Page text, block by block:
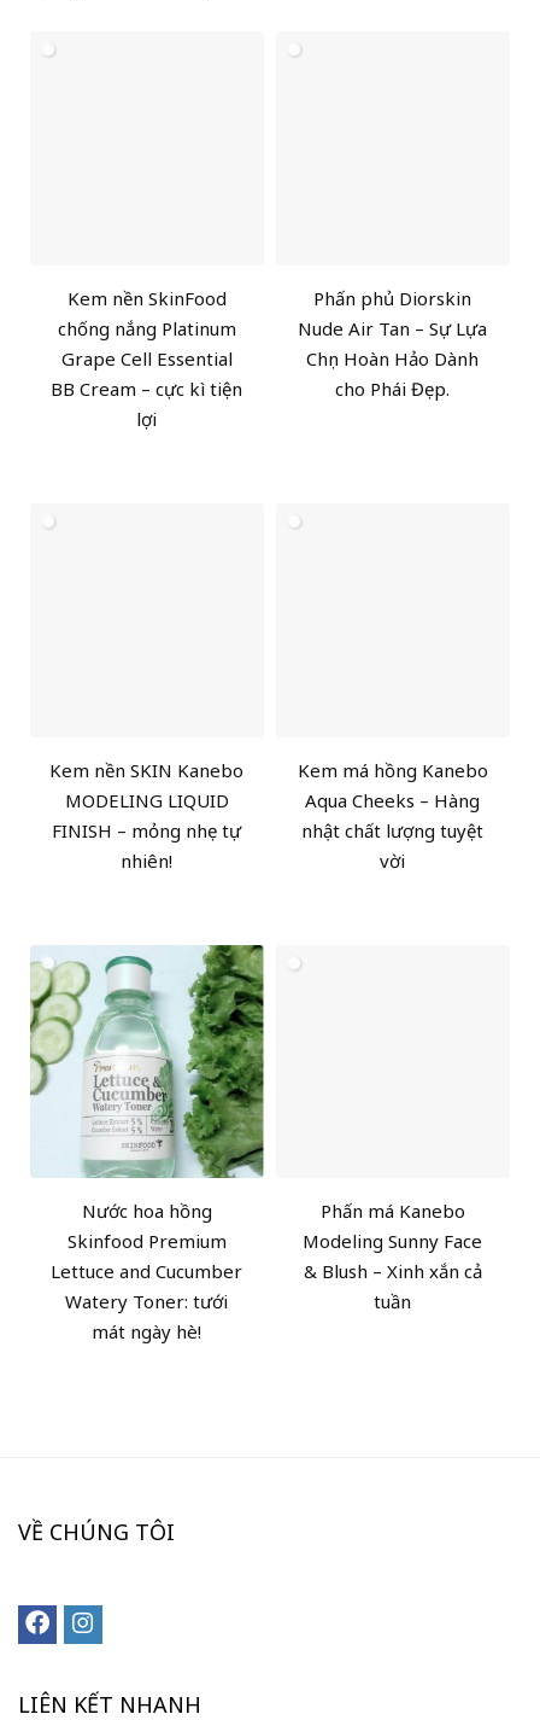
Kem nền SkinFood
chống nắng Platinum
Grape Cell Essential
BB Cream – cực kì tiện
lợi
Phấn phủ Diorskin
Nude Air Tan – Sự Lựa
Chọn Hoàn Hảo Dành
cho Phái Đẹp.
Kem nền SKIN Kanebo
MODELING LIQUID
FINISH – mỏng nhẹ tự
nhiên!
Kem má hồng Kanebo
Aqua Cheeks – Hàng
nhật chất lượng tuyệt
vời
Nước hoa hồng
Skinfood Premium
Lettuce and Cucumber
Watery Toner: tưới
mát ngày hè!
Phấn má Kanebo
Modeling Sunny Face
& Blush – Xinh xắn cả
tuần
VỀ CHÚNG TÔI
LIÊN KẾT NHANH